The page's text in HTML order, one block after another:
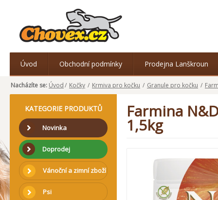
Úvod Obchodní podmínky Prodejna Lanškroun
Nacházíte se: Úvod/ Kočky / Krmiva pro kočku / Granule pro kočku /
KATEGORIE PRODUKTŮ
Novinka
Doprodej
Vánoční a zimní zboží
Psi
Farmina
1,5kg